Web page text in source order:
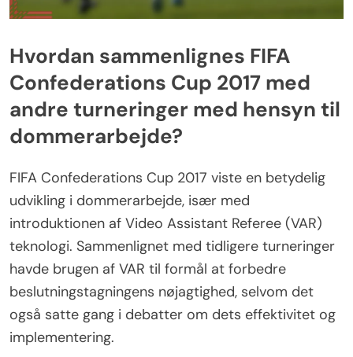
Hvordan sammenlignes FIFA
Confederations Cup 2017 med
andre turneringer med hensyn til
dommerarbejde?
FIFA Confederations Cup 2017 viste en betydelig
udvikling i dommerarbejde, især med
introduktionen af Video Assistant Referee (VAR)
teknologi. Sammenlignet med tidligere turneringer
havde brugen af VAR til formål at forbedre
beslutningstagningens nøjagtighed, selvom det
også satte gang i debatter om dets effektivitet og
implementering.